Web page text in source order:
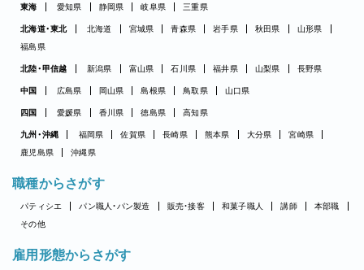
東海 愛知県 静岡県 岐阜県 三重県
北海道・東北 北海道 宮城県 青森県 岩手県 秋田県
山形県
福島県
北陸・甲信越 新潟県 富山県 石川県 福井県 山梨県 長野県
中国 広島県 岡山県 島根県 鳥取県 山口県
四国 愛媛県 香川県 徳島県 高知県
九州・沖縄 福岡県 佐賀県 長崎県 熊本県 大分県
宮崎県
鹿児島県
沖縄県
職種からさがす
パティシエ パン職人・パン製造 販売・接客 和菓子職人 講師
本部職
その他
雇用形態からさがす